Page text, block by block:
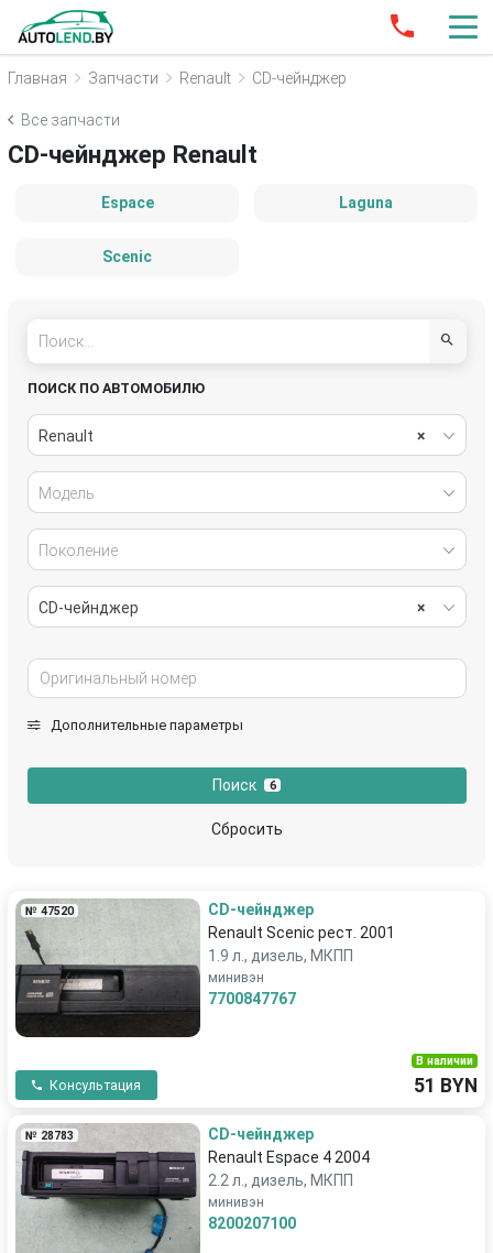
Главная Запчасти Renault CD-чейнджер
Все запчасти
CD-чейнджер Renault
Espace Laguna
Scenic
ПОИСК ПО АВТОМОБИЛЮ
×
Renault
Модель
Поколение
×
CD-чейнджер
Дополнительные параметры
Поиск 6
Сбросить
№ 47520
CD-чейнджер
Renault Scenic рест. 2001
1.9 л., дизель, МКПП
минивэн
7700847767
Консультация
В наличии
51 BYN
№ 28783
CD-чейнджер
Renault Espace 4 2004
2.2 л., дизель, МКПП
минивэн
8200207100